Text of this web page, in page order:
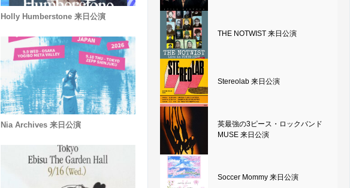
Holly Humberstone 来日公演
Nia Archives 来日公演
THE NOTWIST 来日公演
Stereolab 来日公演
英最強の3ピース・ロックバンド
MUSE 来日公演
Soccer Mommy 来日公演